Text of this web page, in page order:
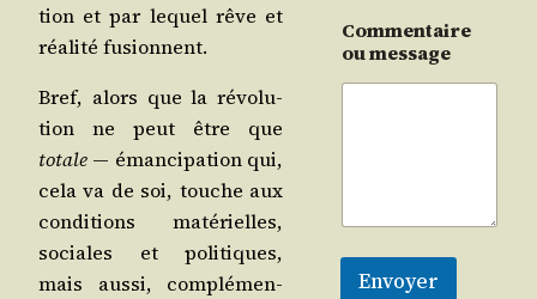
tion et par lequel rêve et
réa­li­té fusionnent.
Bref, alors que la révo­lu­
tion ne peut être que
totale ― éman­ci­pa­tion qui,
cela va de soi, touche aux
condi­tions maté­rielles,
sociales et poli­tiques,
mais aus­si, com­plé­men­
Commentaire
ou message
Envoyer